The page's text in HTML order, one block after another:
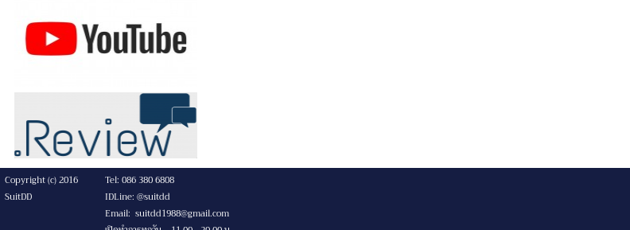
Copyright (c) 2016
Tel: 086 380 6808
SuitDD
IDLine: @suitdd
Email: suitdd1988@gmail.com